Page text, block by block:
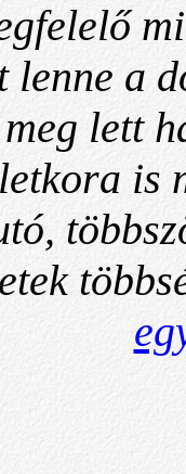
a
lett
is